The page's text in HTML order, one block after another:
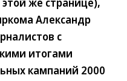
Александр
с
итогами
кампаний 2000